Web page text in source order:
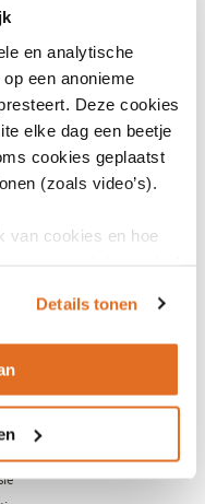
en analytische
een anonieme
Deze cookies
elke dag een beetje
cookies geplaatst
(zoals video’s).
van cookies en hoe
Details tonen